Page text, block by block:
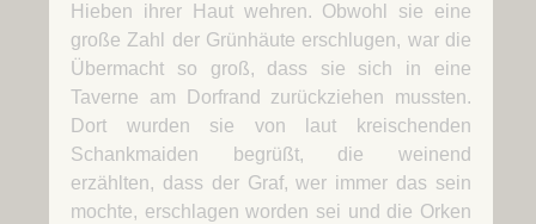
Hieben ihrer Haut wehren. Obwohl sie eine
große Zahl der Grünhäute erschlugen, war die
Übermacht so groß, dass sie sich in eine
Taverne am Dorfrand zurückziehen mussten.
Dort wurden sie von laut kreischenden
Schankmaiden begrüßt, die weinend
erzählten, dass der Graf, wer immer das sein
mochte, erschlagen worden sei und die Orken